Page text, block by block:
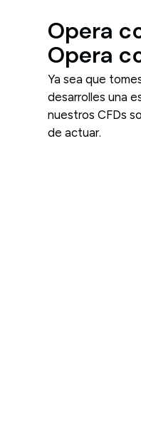
Opera
Opera
Ya sea que
desarrolles una
nuestros CFDs
de actuar.